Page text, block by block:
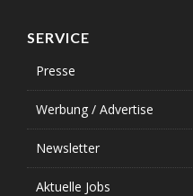
SERVICE
Presse
Werbung / Advertise
Newsletter
Aktuelle Jobs